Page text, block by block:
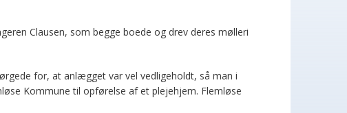
Clausen, som begge boede og drev deres mølleri
for, at anlægget var vel vedligeholdt, så man i
Kommune til opførelse af et plejehjem. Flemløse